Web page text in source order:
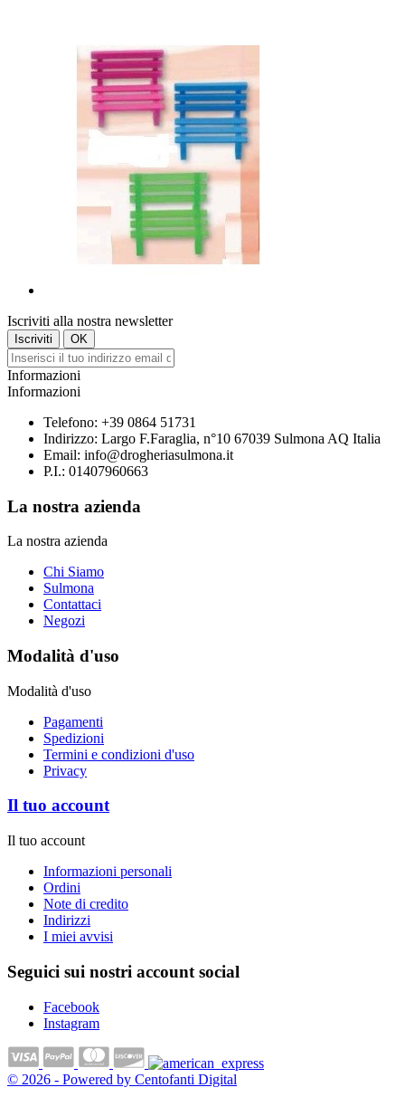
Iscriviti alla nostra newsletter
Informazioni
Informazioni
Telefono: +39 0864 51731
Indirizzo: Largo F.Faraglia, n°10 67039 Sulmona AQ Italia
Email: info@drogheriasulmona.it
P.I.: 01407960663
La nostra azienda
La nostra azienda
Chi Siamo
Sulmona
Contattaci
Negozi
Modalità d'uso
Modalità d'uso
Pagamenti
Spedizioni
Termini e condizioni d'uso
Privacy
Il tuo account
Il tuo account
Informazioni personali
Ordini
Note di credito
Indirizzi
I miei avvisi
Seguici sui nostri account social
Facebook
Instagram
© 2026 - Powered by Centofanti Digital